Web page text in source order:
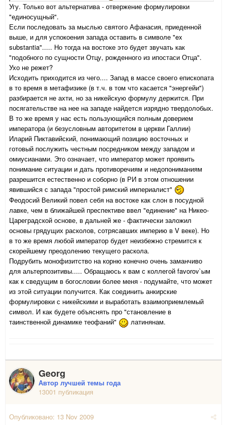
Угу. Только вот альтернатива - отвержение формулировки
"единосущный".
Если последовать за мыслью святого Афанасия, приеденной
выше, и для успокоения запада оставить в символе "ex
substantia"..... Но тогда на востоке это будет звучать как
"подобного по сущности Отцу, рожденного из ипостаси Отца".
Ухо не режет?
Исходить приходится из чего.... Запад в массе своего епископата
в то время в метафизике (в т.ч. в том что касается "энергейи")
разбирается не ахти, но за никейскую формулу держится. При
посягательстве на нее на западе найдется изрядно твердолобых.
В то же время у нас есть пользующийся полным доверием
императора (и безусловным авторитетом в церкви Галлии)
Иларий Пиктавийский, понимающий позицию восточных и
готовый послужить честным посредником между западом и
омиусианами. Это означает, что император может проявить
понимание ситуации и дать противоречиям и недопониманиям
разрешится естественно и соборно (в РИ в этом отношении
явившийся с запада "простой римский империалист"
Феодосий Великий повел себя на востоке как слон в посудной
лавке, чем в ближайшей преспективе ввел "единение" на Никео-
Цареградской основе, в дальней же - фактически заложил
основы грядущих расколов, сотрясавших империю в V веке). Но
в то же время любой император будет неизбежно стремится к
скорейшему преодолению текущего раскола.
Подрубить монофизитство на корню конечно очень заманчиво
для альтерпозитивы..... Обращаюсь к вам с коллегой favorov`ым
как к сведущим в богословии более меня - подумайте, что может
из этой ситуации получится. Как соединить анкирские
формулировки с никейскими и выработать взаимоприемлемый
символ. И как будете объяснять про "становление в
таинственной динамике теофаний"
латинянам.
Georg
Автор лучшей темы года
13001 публикация
Опубликовано: 13 Nov 2009